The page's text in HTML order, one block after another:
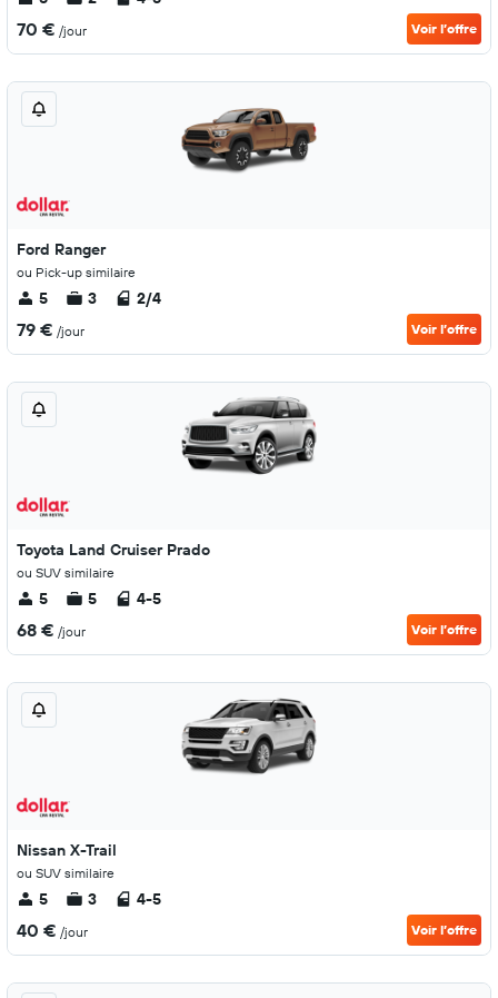
70 € /jour Voir l’offre
Ford Ranger
ou Pick-up similaire
5 3 2/4
79 € /jour Voir l’offre
Toyota Land Cruiser Prado
ou SUV similaire
5 5 4-5
68 € /jour Voir l’offre
Nissan X-Trail
ou SUV similaire
5 3 4-5
40 € /jour Voir l’offre